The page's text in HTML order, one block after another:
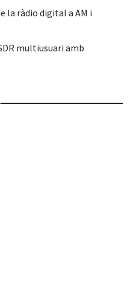
la ràdio digital a AM i
multiusuari amb